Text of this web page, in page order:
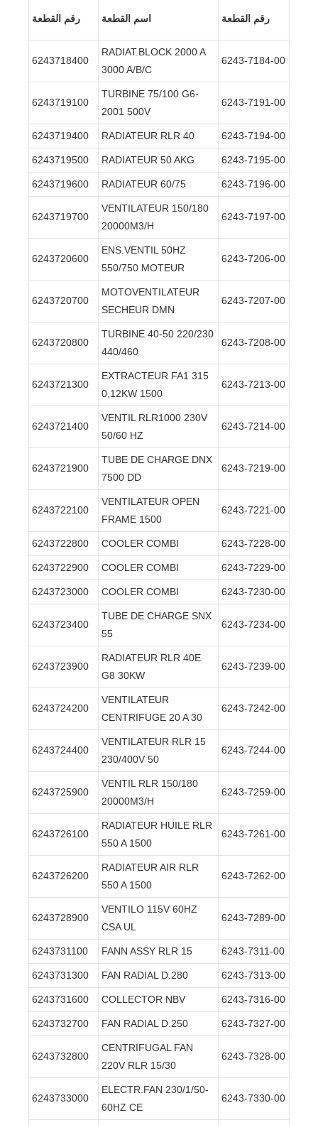
رقم القطعة اسم القطعة رقم القطعة
6243718400
RADIAT.BLOCK 2000 A
3000 A/B/C
6243-7184-00
6243719100
TURBINE 75/100 G6-
2001 500V
6243-7191-00
6243719400 RADIATEUR RLR 40 6243-7194-00
6243719500 RADIATEUR 50 AKG 6243-7195-00
6243719600 RADIATEUR 60/75 6243-7196-00
6243719700
VENTILATEUR 150/180
20000M3/H
6243-7197-00
6243720600
ENS.VENTIL 50HZ
550/750 MOTEUR
6243-7206-00
6243720700
MOTOVENTILATEUR
SECHEUR DMN
6243-7207-00
6243720800
TURBINE 40-50 220/230
440/460
6243-7208-00
6243721300
EXTRACTEUR FA1 315
0,12KW 1500
6243-7213-00
6243721400
VENTIL RLR1000 230V
50/60 HZ
6243-7214-00
6243721900
TUBE DE CHARGE DNX
7500 DD
6243-7219-00
6243722100
VENTILATEUR OPEN
FRAME 1500
6243-7221-00
6243722800 COOLER COMBI 6243-7228-00
6243722900 COOLER COMBI 6243-7229-00
6243723000 COOLER COMBI 6243-7230-00
6243723400
TUBE DE CHARGE SNX
55
6243-7234-00
6243723900
RADIATEUR RLR 40E
G8 30KW
6243-7239-00
6243724200
VENTILATEUR
CENTRIFUGE 20 A 30
6243-7242-00
6243724400
VENTILATEUR RLR 15
230/400V 50
6243-7244-00
6243725900
VENTIL RLR 150/180
20000M3/H
6243-7259-00
6243726100
RADIATEUR HUILE RLR
550 A 1500
6243-7261-00
6243726200
RADIATEUR AIR RLR
550 A 1500
6243-7262-00
6243728900
VENTILO 115V 60HZ
CSA UL
6243-7289-00
6243731100 FANN ASSY RLR 15 6243-7311-00
6243731300 FAN RADIAL D.280 6243-7313-00
6243731600 COLLECTOR NBV 6243-7316-00
6243732700 FAN RADIAL D.250 6243-7327-00
6243732800
CENTRIFUGAL FAN
220V RLR 15/30
6243-7328-00
6243733000
ELECTR.FAN 230/1/50-
60HZ CE
6243-7330-00